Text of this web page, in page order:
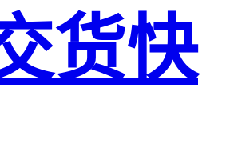
货快